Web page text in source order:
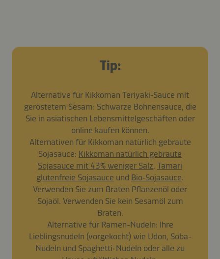
Tip:
Alternative für Kikkoman Teriyaki-Sauce mit
geröstetem Sesam: Schwarze Bohnensauce, die
Sie in asiatischen Lebensmittelgeschäften oder
online kaufen können.
Alternativen für Kikkoman natürlich gebraute
Sojasauce: Kikkoman natürlich gebraute
Sojasauce mit 43% weniger Salz, Tamari
glutenfreie Sojasauce und Bio-Sojasauce.
Verwenden Sie zum Braten Pflanzenöl oder
Sojaöl. Verwenden Sie kein Sesamöl zum
Braten.
Alternative für Ramen-Nudeln: Ihre
Lieblingsnudeln (vorgekocht) wie Udon, Soba-
Nudeln und Spaghetti-Nudeln oder alle zu